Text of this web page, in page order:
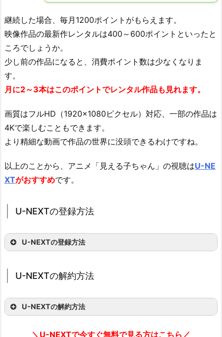
継続した場合、毎月1200ポイントがもらえます。
映像作品の最新作レンタルは400～600ポイントといったと
ころでしょうか。
少し前の作品になると、消費ポイント数は少なくなりま
す。
月に2～3本はこのポイントでレンタル作品も見れます。
画質はフルHD（1920×1080ピクセル）対応、一部の作品は
4Kで楽しむこともできます。
より精細な動画で作品の世界に没頭できるわけですね。
以上のことから、アニメ「見える子ちゃん」の視聴はU-NE
XTがおすすめです。
U-NEXTの登録方法
U-NEXTの登録方法
「まず31日間無料体験」を選択
名前、生年月日などの情報を入力
U-NEXTの解約方法
U-NEXTの解約方法
＼U-NEXTで今すぐ無料で見る方はこちら／